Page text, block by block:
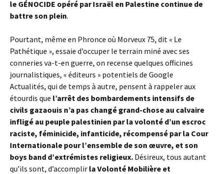
le GÉNOCIDE opéré par Israël en Palestine continue de
battre son plein.
Pourtant, même en Phronce où Morveux 75, dit « Le
Pathétique », essaie d’occuper le terrain miné avec ses
conneries va-t-en guerre, on recense quelques officines
journalistiques, « éditeurs » potentiels de Google
Actualités, qui de temps à autre, pensent à rappeler aux
étourdis que l’arrêt des bombardements intensifs de
civils gazaouis n’a pas changé grand-chose au calvaire
infligé au peuple palestinien par la volonté d’un escroc
raciste, féminicide, infanticide, récompensé par la Cour
Internationale pour l’ensemble de son œuvre, et son
boys band d’extrémistes religieux. Désireux, tous autant
qu’ils sont, d’accomplir la Volonté Mobilière et